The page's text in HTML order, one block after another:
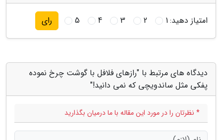
امتیاز دهید:1
2
3
4
5 رای
دیدگاه های مرتبط با "رازهای فلافل با گوشت چرخ نموده
پفکی مثل ساندویچی که نمی دانید!"
* نظرتان را در مورد این مقاله با ما درمیان بگذارید